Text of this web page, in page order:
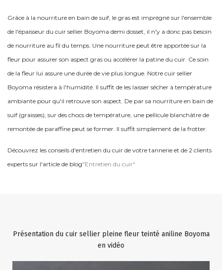
Grâce à la nourriture en bain de suif, le gras est imprégné sur l'ensemble
de l'épaisseur du cuir sellier Boyoma demi dosset, il n'y a donc pas besoin
de nourriture au fil du temps. Une nourriture peut être apportée sur la
fleur pour assurer son aspect gras ou accélérer la patine du cuir. Ce soin
de la fleur lui assure une durée de vie plus longue. Notre cuir sellier
Boyoma résistera à l'humidité. Il suffit de les laisser sécher à température
ambiante pour qu'il retrouve son aspect. De par sa nourriture en bain de
suif (graisses), sur des chocs de température, une pellicule blanchâtre de
remontée de paraffine peut se former. Il suffit simplement de la frotter.
Découvrez les conseils d'entretien du cuir de votre tannerie et de 2 clients
experts sur l'article de blog"Entretien du cuir"
Présentation du cuir sellier pleine fleur teinté aniline Boyoma
en vidéo